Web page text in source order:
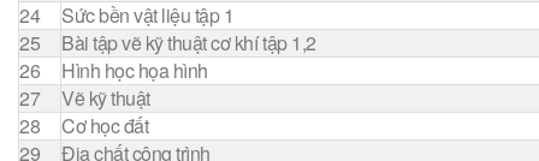
24
Sức bền vật liệu tập 1
25
Bài tập vẽ kỹ thuật cơ khí tập 1,2
26
Hình học họa hình
27
Vẽ kỹ thuật
28
Cơ học đất
29
Địa chất công trình